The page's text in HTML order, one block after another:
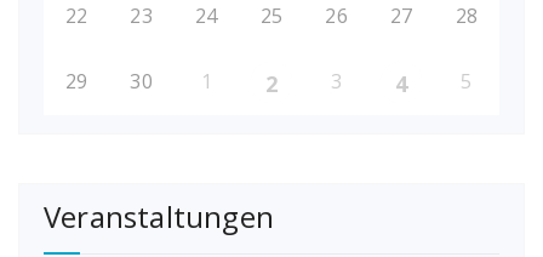
22 23 24 25 26 27 28
29 30 1 2 3 4 5
Veranstaltungen